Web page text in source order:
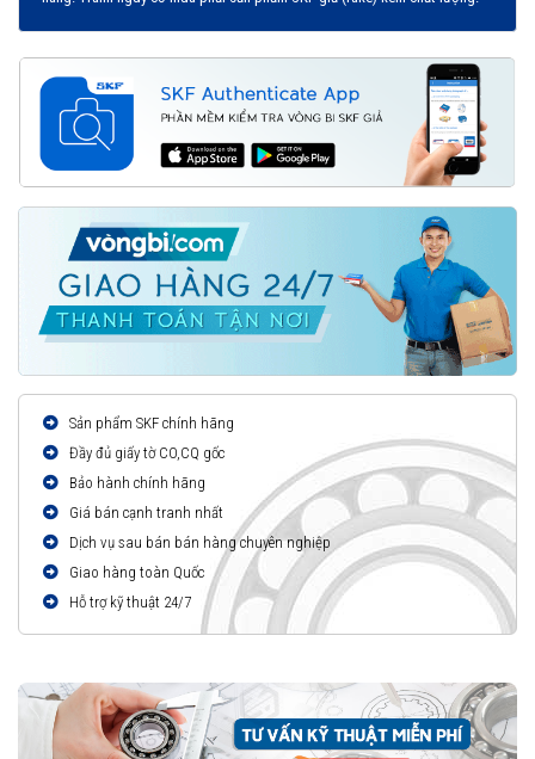
Sản phẩm SKF chính hãng
Đầy đủ giấy tờ CO,CQ gốc
Bảo hành chính hãng
Giá bán cạnh tranh nhất
Dịch vụ sau bán bán hàng chuyên nghiệp
Giao hàng toàn Quốc
Hỗ trợ kỹ thuật 24/7